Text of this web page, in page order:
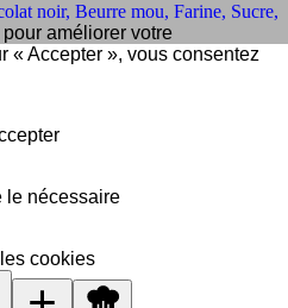
noir, Beurre mou, Farine, Sucre,
améliorer votre
« Accepter », vous consentez
le nécessaire
cookies